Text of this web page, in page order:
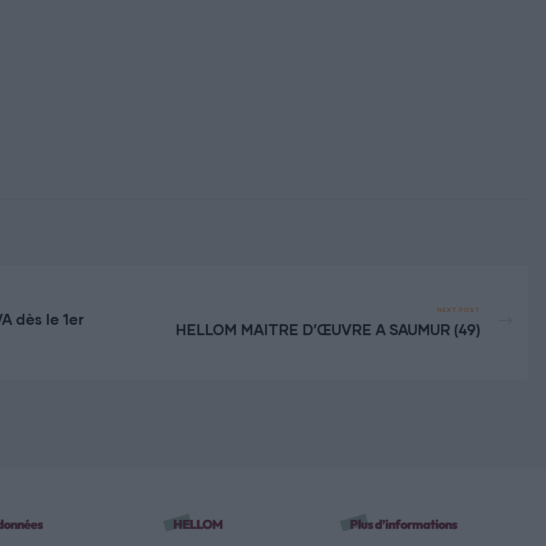
dès le 1er
NEXT POST
HELLOM MAITRE D’ŒUVRE A SAUMUR (49)
HELLOM Plus d’informations